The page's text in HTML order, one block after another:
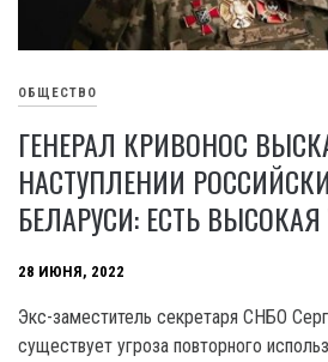
ОБЩЕСТВО
ГЕНЕРАЛ КРИВОНОС
НАСТУПЛЕНИИ
БЕЛАРУСИ: ЕСТЬ ВЫСОКАЯ
28 ИЮНЯ, 2022
Экс-заместитель секретаря СНБО
существует угроза повторного